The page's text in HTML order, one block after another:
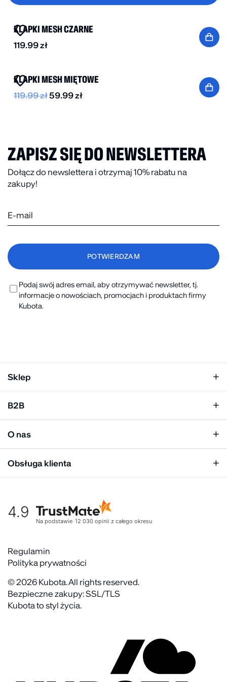
BESTSELLER
KLAPKI MESH CZARNE
119.99zł
KLAPKI MESH MIĘTOWE
119.99zł59.99zł
ZAPISZ SIĘ DO NEWSLETTERA
Dołącz do newslettera i otrzymaj 10% rabatu na
zakupy!
Podaj swój adres email, aby otrzymywać newsletter, tj.
informacje o nowościach, promocjach i produktach firmy
Kubota.
Sklep
Klapki męskie
Mężczyzna
B2B
Panel hurtowy
O nas
Biuro prasowe
Kultura organizacyjna
Rekrutujemy
Obsługa klienta
Warunki dostawy
Zwroty
Kontakt
FAQ
4.9
Na podstawie 12 030 opinii z całego okresu
Regulamin
Polityka prywatności
© 2026 Kubota. All rights reserved.
Bezpieczne zakupy: SSL/TLS
Kubota to styl życia.